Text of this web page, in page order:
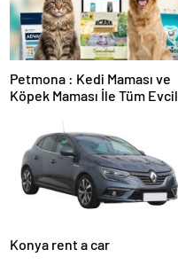
Petmona : Kedi Maması ve
Köpek Maması İle Tüm Evcil
Konya rent a car